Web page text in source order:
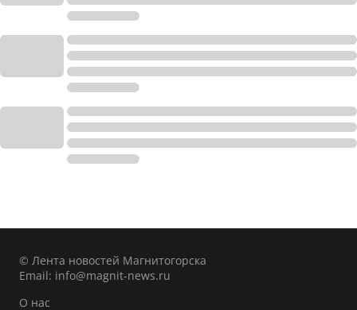
© Лента новостей Магнитогорска
Email: info@magnit-news.ru
О нас